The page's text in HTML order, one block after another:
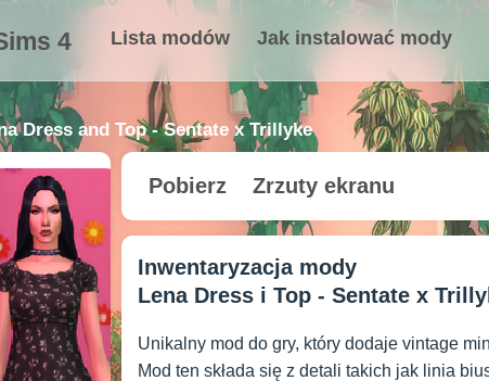
4 Lista modów Jak instalować mody
Dress and Top - Sentate x Trillyke
Pobierz Zrzuty ekranu
Inwentaryzacja mody
Lena Dress i Top - Sentate x
Unikalny mod do gry, który dodaje vintage
Mod ten składa się z detali takich jak linia